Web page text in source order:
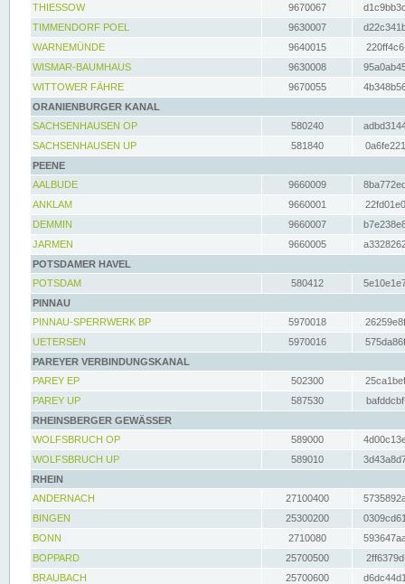
THIESSOW
9670067
TIMMENDORF POEL
9630007
WARNEMÜNDE
9640015
WISMAR-BAUMHAUS
9630008
WITTOWER FÄHRE
9670055
ORANIENBURGER KANAL
SACHSENHAUSEN OP
580240
SACHSENHAUSEN UP
581840
PEENE
AALBUDE
9660009
ANKLAM
9660001
DEMMIN
9660007
JARMEN
9660005
POTSDAMER HAVEL
POTSDAM
580412
PINNAU
PINNAU-SPERRWERK BP
5970018
UETERSEN
5970016
PAREYER VERBINDUNGSKANAL
PAREY EP
502300
PAREY UP
587530
RHEINSBERGER GEWÄSSER
WOLFSBRUCH OP
589000
WOLFSBRUCH UP
589010
RHEIN
ANDERNACH
27100400
BINGEN
25300200
BONN
2710080
BOPPARD
25700500
BRAUBACH
25700600